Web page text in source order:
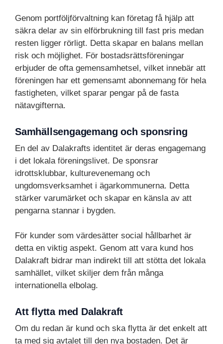
Genom portföljförvaltning kan företag få hjälp att
säkra delar av sin elförbrukning till fast pris medan
resten ligger rörligt. Detta skapar en balans mellan
risk och möjlighet. För bostadsrättsföreningar
erbjuder de ofta gemensamhetsel, vilket innebär att
föreningen har ett gemensamt abonnemang för hela
fastigheten, vilket sparar pengar på de fasta
nätavgifterna.
Samhällsengagemang och sponsring
En del av Dalakrafts identitet är deras engagemang
i det lokala föreningslivet. De sponsrar
idrottsklubbar, kulturevenemang och
ungdomsverksamhet i ägarkommunerna. Detta
stärker varumärket och skapar en känsla av att
pengarna stannar i bygden.
För kunder som värdesätter social hållbarhet är
detta en viktig aspekt. Genom att vara kund hos
Dalakraft bidrar man indirekt till att stötta det lokala
samhället, vilket skiljer dem från många
internationella elbolag.
Att flytta med Dalakraft
Om du redan är kund och ska flytta är det enkelt att
ta med sig avtalet till den nya bostaden. Det är